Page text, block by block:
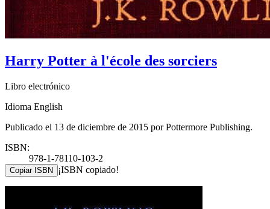
Harry Potter à l'école des sorciers
Libro electrónico
Idioma English
Publicado el 13 de diciembre de 2015 por Pottermore Publishing.
ISBN:
978-1-78110-103-2
Copiar ISBN ¡ISBN copiado!